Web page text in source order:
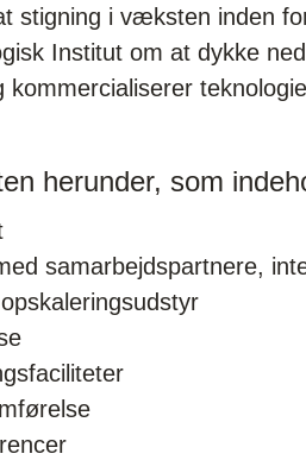
stigning i væksten inden
Institut om at dykke
kommercialiserer
herunder, som
samarbejdspartnere,